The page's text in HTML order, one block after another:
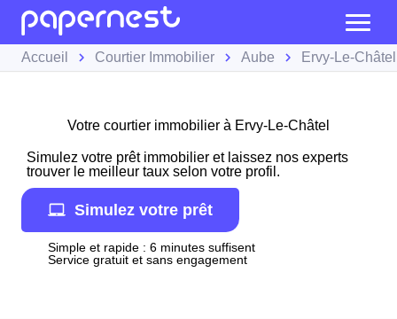
Accueil Courtier Immobilier Aube Ervy-Le-Châtel
Votre courtier immobilier à Ervy-Le-Châtel
Simulez votre prêt immobilier et laissez nos experts
trouver le meilleur taux selon votre profil.
Simulez votre prêt
Simple et rapide : 6 minutes suffisent
Service gratuit et sans engagement